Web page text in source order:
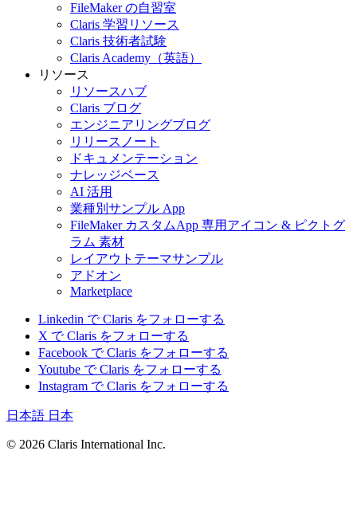
FileMaker の自習室
Claris 学習リソース
Claris 技術者試験
Claris Academy（英語）
リソース
リソースハブ
Claris ブログ
エンジニアリングブログ
リリースノート
ドキュメンテーション
ナレッジベース
AI 活用
業種別サンプル App
FileMaker カスタムApp 専用アイコン & ピクトグ
ラム 素材
レイアウトテーマサンプル
アドオン
Marketplace
Linkedin で Claris をフォローする
X で Claris をフォローする
Facebook で Claris をフォローする
Youtube で Claris をフォローする
Instagram で Claris をフォローする
日本語 日本
© 2026 Claris International Inc.